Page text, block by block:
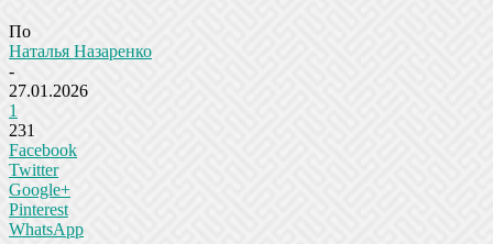
По
Наталья Назаренко
-
27.01.2026
1
231
Facebook
Twitter
Google+
Pinterest
WhatsApp